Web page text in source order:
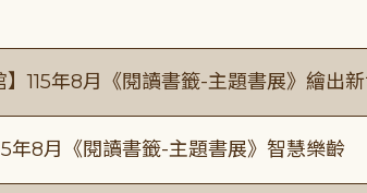
】115年8月《閱讀書籤-主題書展》繪出
年8月《閱讀書籤-主題書展》智慧樂齡